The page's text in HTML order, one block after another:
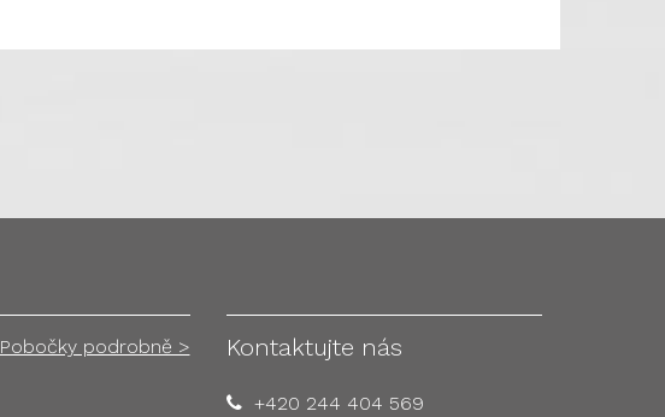
Pobočky podrobně > Kontaktujte nás
+420 244 404 569